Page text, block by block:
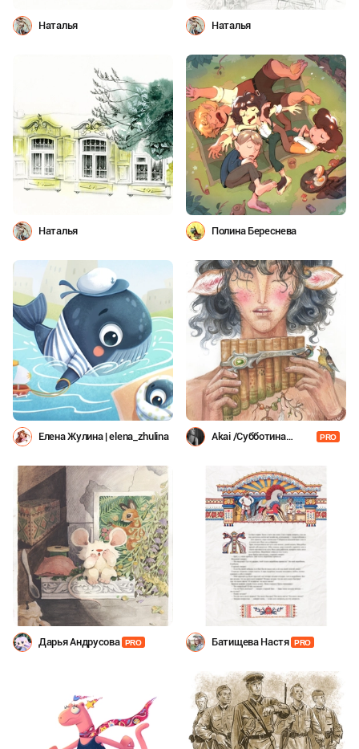
Наталья Наталья
Наталья Полина Береснева
Елена Жулина | elena_zhulina
Akai /Субботина
PRO
Дарья Андрусова PRO Батищева Настя PRO